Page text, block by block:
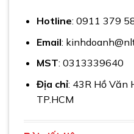
Hotline: 0911 379
Email:
MST: 0313339640
Địa chỉ: 43R Hồ Văn
TP.HCM